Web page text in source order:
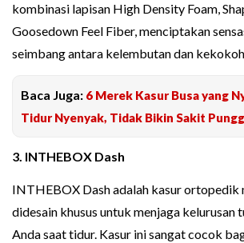
kombinasi lapisan High Density Foam,
Goosedown Feel Fiber, menciptakan
seimbang antara kelembutan dan
Baca Juga: 6 Merek Kasur Busa yang
Tidur Nyenyak, Tidak Bikin Sakit
3. INTHEBOX Dash
INTHEBOX Dash adalah kasur ortopedik
didesain khusus untuk menjaga kelurusan
Anda saat tidur. Kasur ini sangat cocok